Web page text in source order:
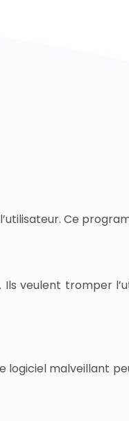
Ce
veulent tromper
malveillant